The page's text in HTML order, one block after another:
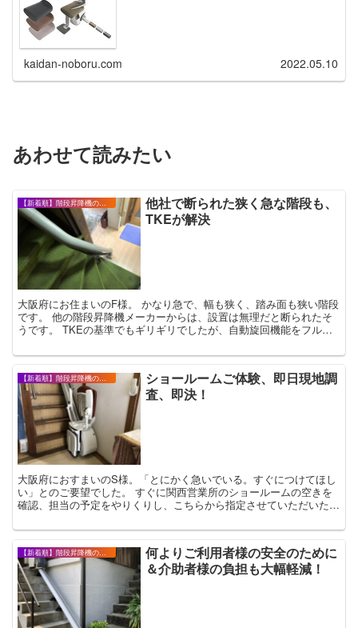
kaidan-noboru.com 2022.05.10
あわせて読みたい
【新着順】階段昇降機の設置事例・お客様の声
他社で断られた狭く急な階段も、
TKEが解決
大阪府にお住まいのF様。 かなり急で、幅も狭く、踏み面も狭い階段
です。 他の階段昇降機メーカーからは、設置は無理だと断られたそ
うです。 TKEの基準でもギリギリでしたが、自動旋回機能をフルに
ショールームご体験、即日現地調
査、即決！
大阪府におすまいのS様。「とにかく急いでいる。すぐにつけてほし
い」とのご要望でした。 すぐに関西営業所のショールームの空きを
確認、担当の予定をやりくりし、こちらから指定させていただいた日
【新着順】階段昇降機の設置事例・お客様の声
何よりご利用者様の安全のために
＆介助者様の負担も大幅軽減！